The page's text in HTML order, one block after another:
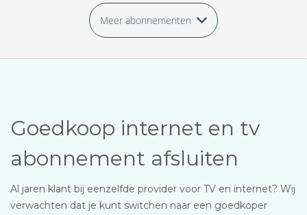
Meer abonnementen
Goedkoop internet en tv
abonnement afsluiten
Al jaren klant bij eenzelfde provider voor TV en internet? Wij
verwachten dat je kunt switchen naar een goedkoper